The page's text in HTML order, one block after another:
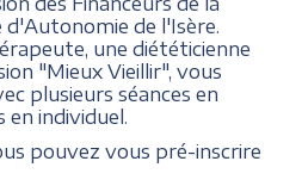
de l'Isère.
une diététicienne
"Mieux Vieillir", vous
plusieurs séances en
individuel.
pouvez vous pré-inscrire